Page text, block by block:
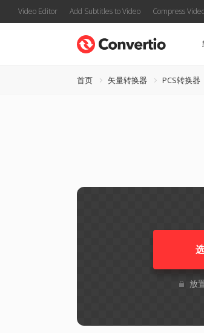
Video Editor Add Subtitles to Video Compress
首页 矢量转换器 PCS转换器
放